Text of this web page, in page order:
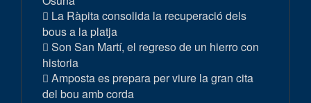
La Ràpita consolida la recuperació dels
bous a la platja
Son San Martí, el regreso de un hierro con
historia
Amposta es prepara per viure la gran cita
del bou amb corda